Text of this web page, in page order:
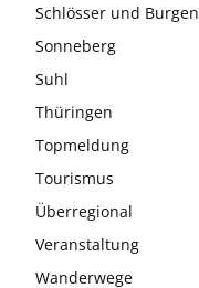
Schlösser und Burgen
Sonneberg
Suhl
Thüringen
Topmeldung
Tourismus
Überregional
Veranstaltung
Wanderwege